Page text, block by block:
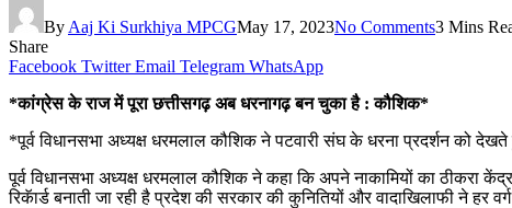
By Aaj Ki Surkhiya MPCGMay 17, 2023No Comments3 Mins
Share
Facebook Twitter Email Telegram WhatsApp
*कांग्रेस के राज में पूरा छत्तीसगढ़ अब धरनागढ़ बन चुका है : कौशिक*
*पूर्व विधानसभा अध्यक्ष धरमलाल कौशिक ने पटवारी संघ के धरना प्रदर्शन को
पूर्व विधानसभा अध्यक्ष धरमलाल कौशिक ने कहा कि अपने नाकामियों का ठीकरा
रिकॅार्ड बनाती जा रही है प्रदेश की सरकार की कुनितियों और वादाखिलाफी ने हर